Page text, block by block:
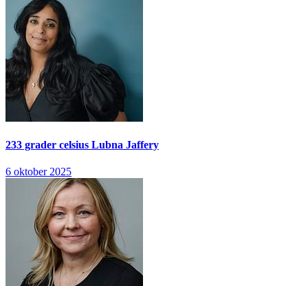
233 grader celsius Lubna Jaffery
6 oktober 2025